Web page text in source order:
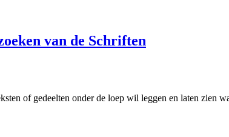
van de Schriften
of gedeelten onder de loep wil leggen en laten zien